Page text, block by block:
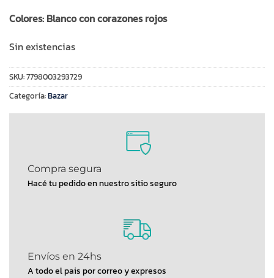
Colores: Blanco con corazones rojos
Sin existencias
SKU:7798003293729
Categoría:Bazar
Compra segura
Hacé tu pedido en nuestro sitio seguro
Envíos en 24hs
A todo el pais por correo y expresos